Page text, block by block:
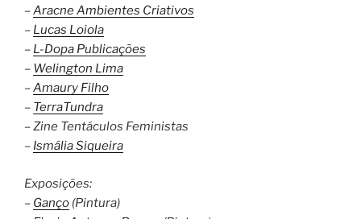
–Aracne Ambientes Criativos
– Lucas Loiola
– L-Dopa Publicações
– Welington Lima
–Amaury Filho
– TerraTundra
– Zine Tentáculos Feministas
– Ismália Siqueira
Exposições:
– Ganço (Pintura)